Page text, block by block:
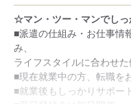
新卒・第二新卒向けの正
に中国地方へのUIJターン
生さん向けのキャリアカ
☆マン・ツー・マンでし
■派遣の仕組み・お仕事情
み、
ライフスタイルに合わせ
■現在就業中の方、転職を
■就業後もしっかりサポー